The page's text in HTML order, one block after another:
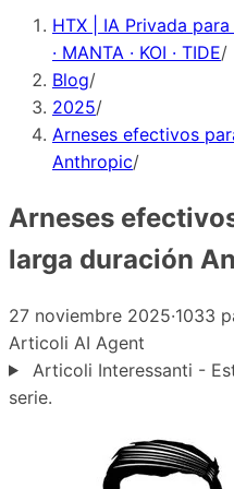
HTX | IA Privada
· MANTA · KOI · TIDE/
Blog/
2025/
Arneses efectivos
Anthropic/
Arneses
larga duración
27 noviembre 2025·1033
Articoli AI Agent
Articoli Interessanti -
serie.